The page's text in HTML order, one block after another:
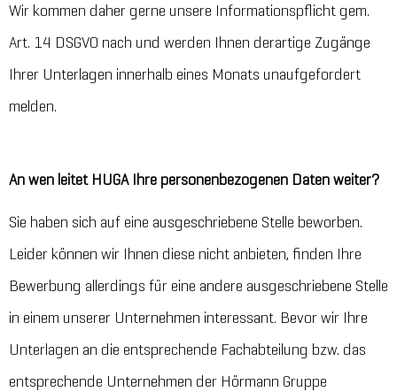
Wir kommen daher gerne unsere Informationspflicht gem.
Art. 14 DSGVO nach und werden Ihnen derartige Zugänge
Ihrer Unterlagen innerhalb eines Monats unaufgefordert
melden.
An wen leitet HUGA Ihre personenbezogenen Daten weiter?
Sie haben sich auf eine ausgeschriebene Stelle beworben.
Leider können wir Ihnen diese nicht anbieten, finden Ihre
Bewerbung allerdings für eine andere ausgeschriebene Stelle
in einem unserer Unternehmen interessant. Bevor wir Ihre
Unterlagen an die entsprechende Fachabteilung bzw. das
entsprechende Unternehmen der Hörmann Gruppe